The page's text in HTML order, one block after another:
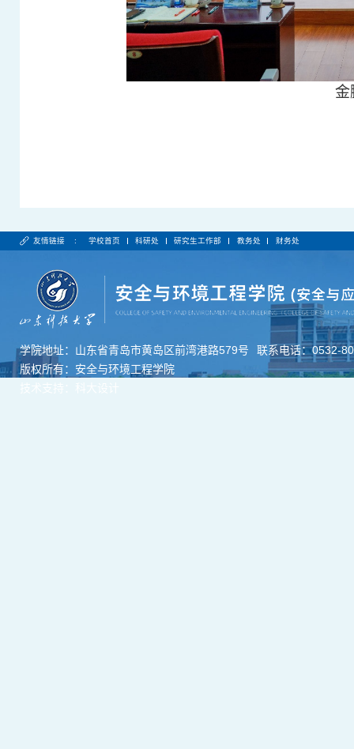
金
友情链接 : 学校首页 科研处 研究生工作部 教务处 财务处
学院地址：山东省青岛市黄岛区前湾港路579号
联系电话：0532-
版权所有：安全与环境工程学院